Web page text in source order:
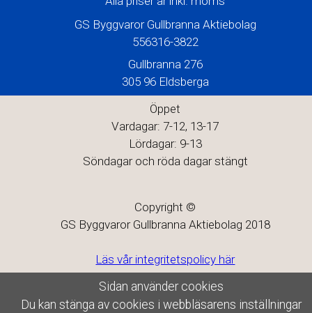
GS Byggvaror Gullbranna Aktiebolag
556316-3822
Gullbranna 276
305 96 Eldsberga
Öppet
Vardagar: 7-12, 13-17
Lördagar: 9-13
Söndagar och röda dagar stängt
Copyright ©
GS Byggvaror Gullbranna Aktiebolag 2018
Läs vår integritetspolicy här
Sidan använder cookies
Du kan stänga av cookies i webbläsarens inställningar